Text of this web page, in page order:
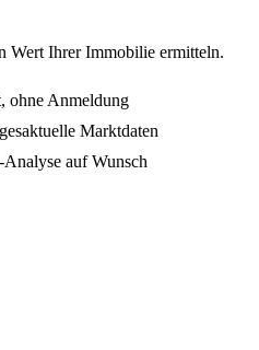
Wert Ihrer Immobilie ermitteln.
ohne Anmeldung
Marktdaten
auf Wunsch